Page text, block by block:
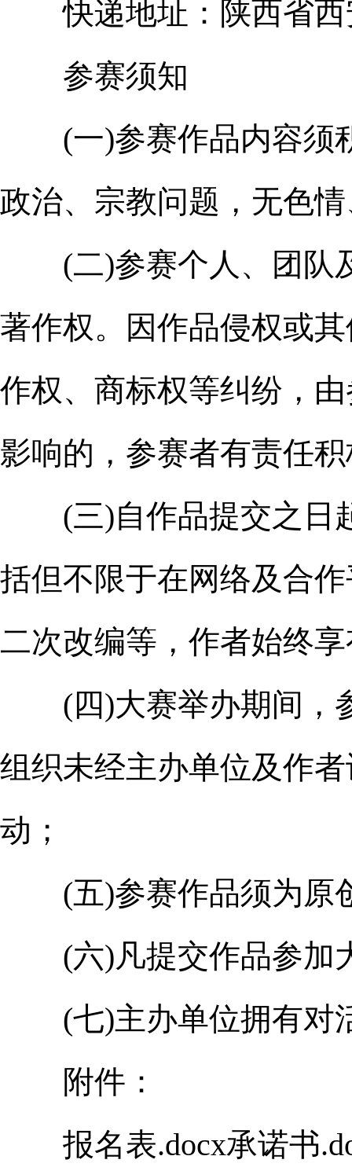
快递地址：陕西省西
参赛须知
(一)参赛作品内容须积
政治、宗教问题，无色
(二)参赛个人、团队及
著作权。因作品侵权或
作权、商标权等纠纷，
影响的，参赛者有责任
(三)自作品提交之日起
括但不限于在网络及合
二次改编等，作者始终
(四)大赛举办期间，参
组织未经主办单位及作
动；
(五)参赛作品须为原创
(六)凡提交作品参加
(七)主办单位拥有对
附件：
报名表.docx承诺书